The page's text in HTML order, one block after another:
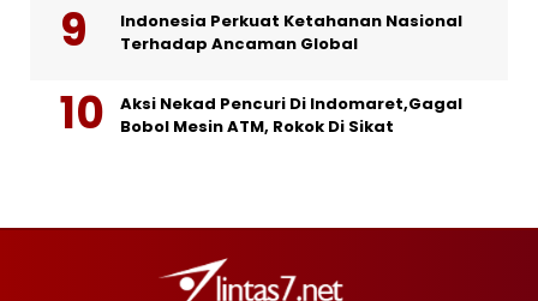
Indonesia Perkuat Ketahanan Nasional
Terhadap Ancaman Global
Aksi Nekad Pencuri Di Indomaret,Gagal
Bobol Mesin ATM, Rokok Di Sikat